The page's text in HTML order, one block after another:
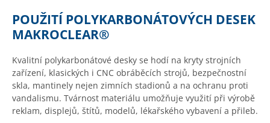
POUŽITÍ POLYKARBONÁTOVÝCH DESEK
MAKROCLEAR®
Kvalitní polykarbonátové desky se hodí na kryty strojních
zařízení, klasických i CNC obráběcích strojů, bezpečnostní
skla, mantinely nejen zimních stadionů a na ochranu proti
vandalismu. Tvárnost materiálu umožňuje využití při výrobě
reklam, displejů, štítů, modelů, lékařského vybavení a přileb.